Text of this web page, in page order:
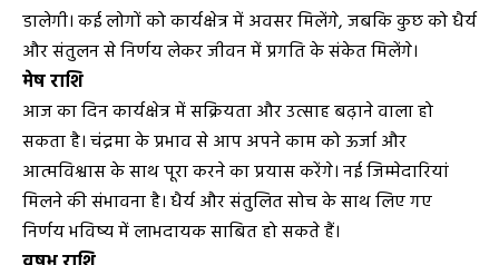
डालेगी। कई लोगों को कार्यक्षेत्र में अवसर मिलेंगे, जबकि कुछ को धैर्य
और संतुलन से निर्णय लेकर जीवन में प्रगति के संकेत मिलेंगे।
मेष राशि
आज का दिन कार्यक्षेत्र में सक्रियता और उत्साह बढ़ाने वाला हो
सकता है। चंद्रमा के प्रभाव से आप अपने काम को ऊर्जा और
आत्मविश्वास के साथ पूरा करने का प्रयास करेंगे। नई जिम्मेदारियां
मिलने की संभावना है। धैर्य और संतुलित सोच के साथ लिए गए
निर्णय भविष्य में लाभदायक साबित हो सकते हैं।